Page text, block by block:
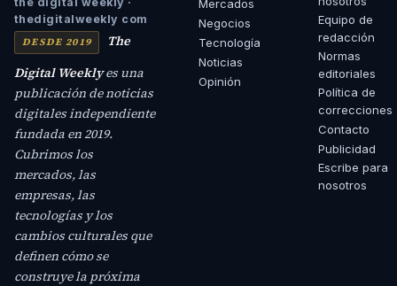
thedigitalweekly com
DESDE 2019
The
Digital Weeklyes una
publicación de noticias
digitales independiente
fundada en 2019.
Cubrimos los
mercados, las
empresas, las
tecnologías y los
cambios culturales que
definen cómo se
construye la próxima
Mercados
Negocios
Tecnología
Noticias
Opinión
Equipo de
redacción
Normas
editoriales
Política de
correcciones
Contacto
Publicidad
Escribe para
nosotros